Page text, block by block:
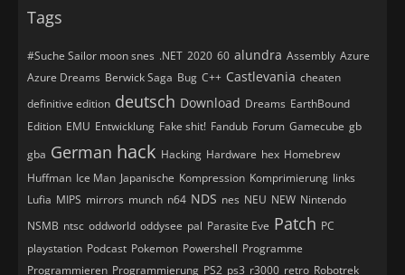
Tags
#Suche Sailor moon snes .NET 2020 60 alundra Assembly Azure
Azure Dreams Berwick Saga Bug C++ Castlevania cheaten
definitive edition deutsch Download Dreams EarthBound
Edition EMU Entwicklung Fake shit! Fandub Forum Gamecube gb
gba German hack Hacking Hardware hex Homebrew
Huffman Ice Man Japanische Kompression Komprimierung links
Lufia MIPS mirrors munch n64 NDS nes NEU NEW Nintendo
NSMB ntsc oddworld oddysee pal Parasite Eve Patch PC
playstation Podcast Pokemon Powershell Programme
Programmieren Programmierung PS2 ps3 r3000 retro Robotrek